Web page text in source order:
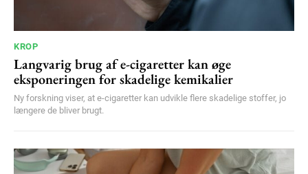
KROP
Langvarig brug af e-cigaretter kan øge
eksponeringen for skadelige kemikalier
Ny forskning viser, at e-cigaretter kan udvikle flere skadelige stoffer, jo
længere de bliver brugt.